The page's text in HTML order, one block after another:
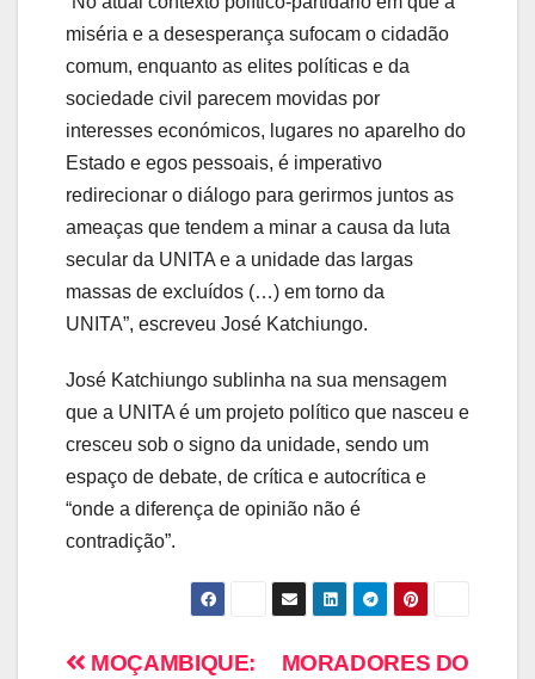
miséria e a desesperança sufocam o cidadão
comum, enquanto as elites políticas e da
sociedade civil parecem movidas por
interesses económicos, lugares no aparelho do
Estado e egos pessoais, é imperativo
redirecionar o diálogo para gerirmos juntos as
ameaças que tendem a minar a causa da luta
secular da UNITA e a unidade das largas
massas de excluídos (…) em torno da
UNITA”, escreveu José Katchiungo.
José Katchiungo sublinha na sua mensagem
que a UNITA é um projeto político que nasceu e
cresceu sob o signo da unidade, sendo um
espaço de debate, de crítica e autocrítica e
“onde a diferença de opinião não é
contradição”.
MORADORES DO
MOÇAMBIQUE: